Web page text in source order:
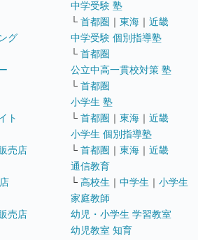
グ
ト
売店
売店
中学受験 塾
└ 首都圏 ｜ 東海 ｜ 近畿
中学受験 個別指導塾
└ 首都圏
公立中高一貫校対策 塾
└ 首都圏
小学生 塾
└ 首都圏 ｜ 東海 ｜ 近畿
小学生 個別指導塾
└ 首都圏 ｜ 東海 ｜ 近畿
通信教育
└ 高校生 ｜ 中学生 ｜ 小学生
家庭教師
幼児・小学生 学習教室
幼児教室 知育